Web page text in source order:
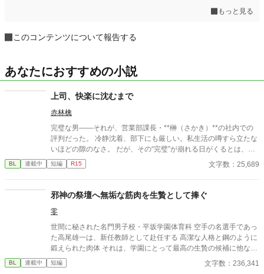
もっと見る
このコンテンツについて報告する
あなたにおすすめの小説
上司、快楽に沈むまで
赤林檎
完璧な男――それが、営業部課長・**榊（さかき）**の社内での
評判だった。 冷静沈着、部下にも厳しい。私生活の噂すら立たな
いほどの隙のなさ。 だが、その“完璧”が崩れる日がくるとは、誰
も想像していなかった。 入社三年目の篠原は、榊の直属の部下。
真面目だが強気で、どこか挑発的な笑みを浮かべる青年。 ある
原は上司に向かって、いつもの穏やかな口調を崩した。「……そ
んな顔、部下には見せないんですね」 疲労で僅かに緩んだ榊の表
情。 その弱さを見逃さず、篠原はデスク越しに距離を詰める。
「強がらなくていいですよ。俺の前では、もう」 指先が榊のネク
タイを掴む。 引き寄せられた瞬間、榊の理性は音を立てて崩れ
た。 拒むことも、許すこともできないまま、 彼は“部下”の手によ
びに、自分の知らなかった感情と快楽を知る。それは、上司とし
BL 連載中 短編 R15 文字数：25,689
邪神の祭壇へ無垢な筋肉を生贄として捧ぐ
零
世間に秘された名門男子校・平坂学園体育科 空手の名選手であっ
た高尾雄一は、新任教師として赴任する 高潔な人格と鋼のように
鍛えられた肉体 それは、学園にとって最高の生贄の候補に他なら
なかった 至高の筋肉を持つ、精神を削られ意志をなくした青年を
太古の神に捧げるため、“水”、“風”、“土”の信奉者達が暗躍する 意
BL 連載中 短編 文字数：236,341